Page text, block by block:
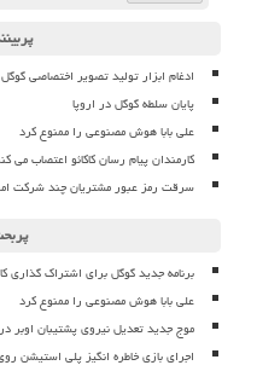
ادغام ابزار تولید تصویر اختصاصی
پایان سلطه گوگل در اروپا
علی بابا هوش مصنوعی را ممنوع کرد
کارمندان پیام رسان کاکائو اعتصاب می
سرقت رمز عبور مشتریان چند شرکت
برنامه جدید گوگل برای اشتراک گذاری
علی بابا هوش مصنوعی را ممنوع کرد
موج جدید تعدیل نیروی پشتیبان
اجرای بازی خاطره انگیز پلی استیشن